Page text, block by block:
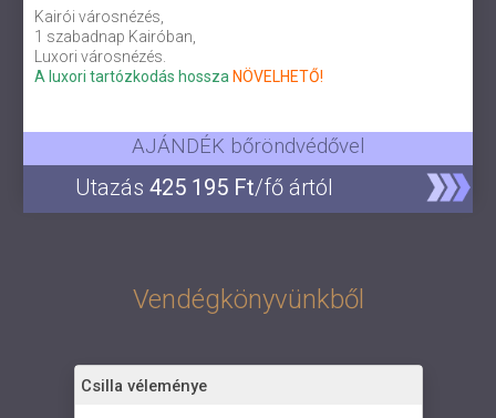
Kairói városnézés,
1 szabadnap Kairóban,
Luxori városnézés.
A luxori tartózkodás hossza NÖVELHETŐ!
AJÁNDÉK bőröndvédővel
Utazás 425 195 Ft/fő ártól
Vendégkönyvünkből
Csilla véleménye